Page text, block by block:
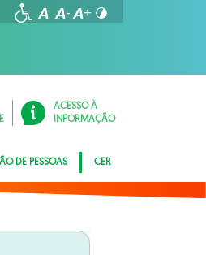
ACESSO À
INFORMAÇÃO
DE PESSOAS CER